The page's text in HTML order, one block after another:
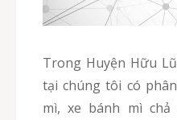
Trong Huyện Hữu Lũng của Lạng Sơn, hiện
tại chúng tôi có
mì, xe bánh mì chả